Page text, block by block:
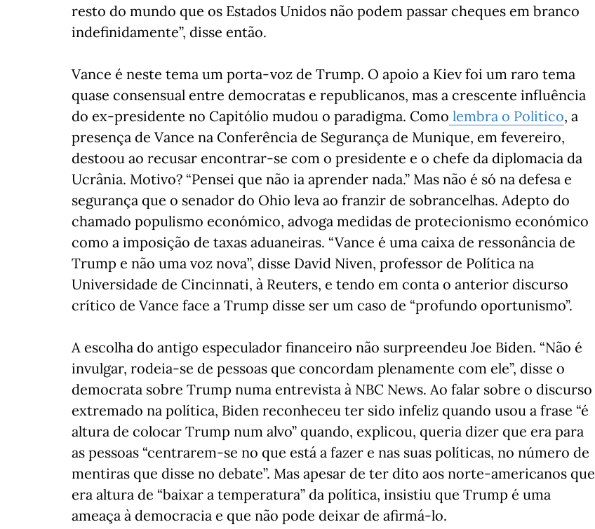
resto do mundo que os Estados Unidos não podem passar cheques em branco
indefinidamente”, disse então.
Vance é neste tema um porta-voz de Trump. O apoio a Kiev foi um raro tema
quase consensual entre democratas e republicanos, mas a crescente influência
do ex-presidente no Capitólio mudou o paradigma. Como lembra o Politico, a
presença de Vance na Conferência de Segurança de Munique, em fevereiro,
destoou ao recusar encontrar-se com o presidente e o chefe da diplomacia da
Ucrânia. Motivo? “Pensei que não ia aprender nada.” Mas não é só na defesa e
segurança que o senador do Ohio leva ao franzir de sobrancelhas. Adepto do
chamado populismo económico, advoga medidas de protecionismo económico
como a imposição de taxas aduaneiras. “Vance é uma caixa de ressonância de
Trump e não uma voz nova”, disse David Niven, professor de Política na
Universidade de Cincinnati, à Reuters, e tendo em conta o anterior discurso
crítico de Vance face a Trump disse ser um caso de “profundo oportunismo”.
A escolha do antigo especulador financeiro não surpreendeu Joe Biden. “Não é
invulgar, rodeia-se de pessoas que concordam plenamente com ele”, disse o
democrata sobre Trump numa entrevista à NBC News. Ao falar sobre o discurso
extremado na política, Biden reconheceu ter sido infeliz quando usou a frase “é
altura de colocar Trump num alvo” quando, explicou, queria dizer que era para
as pessoas “centrarem-se no que está a fazer e nas suas políticas, no número de
mentiras que disse no debate”. Mas apesar de ter dito aos norte-americanos que
era altura de “baixar a temperatura” da política, insistiu que Trump é uma
ameaça à democracia e que não pode deixar de afirmá-lo.